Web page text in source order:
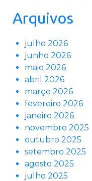
Arquivos
julho 2026
junho 2026
maio 2026
abril 2026
março 2026
fevereiro 2026
janeiro 2026
novembro 2025
outubro 2025
setembro 2025
agosto 2025
julho 2025